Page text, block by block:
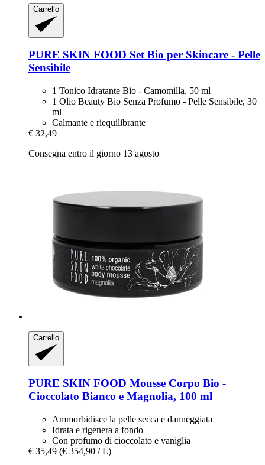
Carrello
PURE SKIN FOOD Set Bio per Skincare -​ Pelle
Sensibile
1 Tonico Idratante Bio - Camomilla, 50 ml
1 Olio Beauty Bio Senza Profumo - Pelle Sensibile, 30
ml
Calmante e riequilibrante
€ 32,49
Consegna entro il giorno 13 agosto
Carrello
PURE SKIN FOOD Mousse Corpo Bio -​
Cioccolato Bianco e Magnolia, 100 ml
Ammorbidisce la pelle secca e danneggiata
Idrata e rigenera a fondo
Con profumo di cioccolato e vaniglia
€ 35,49 (€ 354,90 / L)